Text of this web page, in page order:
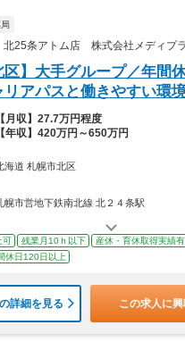
25条アトム店 株式会社メディプ
区】大手グループ／年間
アパスと働きやすい環
【月収】27.7万円程度
【年収】420万円～650万円
海道 札幌市北区
幌市営地下鉄南北線 北２４条駅
可 残業月10ｈ以下 産休・育休取得実績有
休日120日以上
詳細を見る この求人に